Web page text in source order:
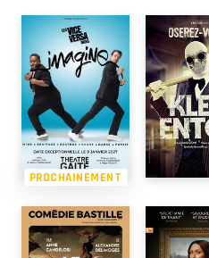
PROCHAINEMENT